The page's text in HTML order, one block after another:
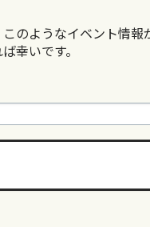
のようなイベント情
幸いです。